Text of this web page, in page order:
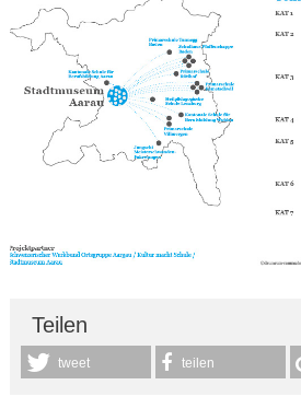
Teilen
tweet teilen